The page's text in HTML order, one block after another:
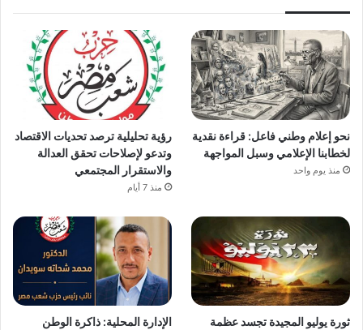
نحو إعلام وطني فاعل: قراءة نقدية
لخطابنا الإعلامي وسبل المواجهة
منذ يوم واحد
رؤية تحليلية ترصد تحديات الاقتصاد
وتدعو لإصلاحات تحقق العدالة
والاستقرار المجتمعي
منذ 7 أيام
ثورة يوليو المجيدة تجسد عظمة
الإدارة المحلية: ذاكرة الوطن